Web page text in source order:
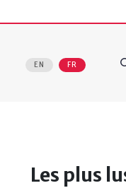
EN FR
Les plus